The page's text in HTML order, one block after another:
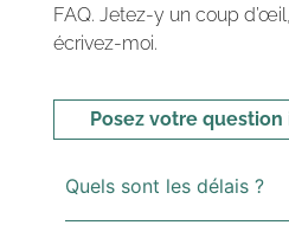
FAQ. Jetez-y un coup
écrivez-moi.
Posez votre question
Quels sont les délais ?